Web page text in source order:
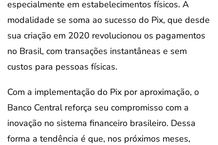
especialmente em estabelecimentos físicos. A
modalidade se soma ao sucesso do Pix, que desde
sua criação em 2020 revolucionou os pagamentos
no Brasil, com transações instantâneas e sem
custos para pessoas físicas.
Com a implementação do Pix por aproximação, o
Banco Central reforça seu compromisso com a
inovação no sistema financeiro brasileiro. Dessa
forma a tendência é que, nos próximos meses,